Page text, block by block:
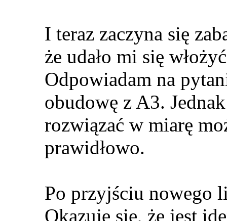
I teraz zaczyna się
że udało mi się
Odpowiadam na
obudowę z A3.
rozwiązać w miarę
prawidłowo.
Po przyjściu nowego
Okazuje się, że jest